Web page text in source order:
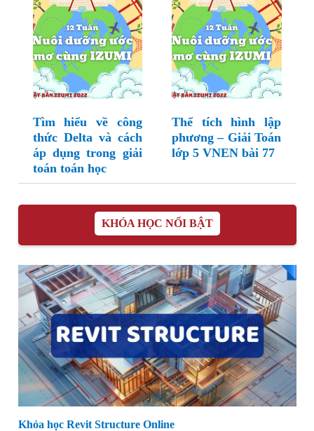
Tìm hiểu về công
thức Delta và cách
áp dụng trong giải
toán toán học
Thể tích hình lập
phương – Giải Toán
lớp 5 VNEN bài 77
KHÓA HỌC NỔI BẬT
Khóa học Revit Structure Online